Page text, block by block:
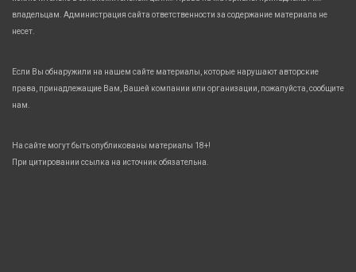
владельцам. Администрация сайта ответственности за содержание материала не
несет.
Если Вы обнаружили на нашем сайте материалы, которые нарушают авторские
права, принадлежащие Вам, Вашей компании или организации, пожалуйста, сообщите
нам.
На сайте могут быть опубликованы материалы 18+!
При цитировании ссылка на источник обязательна.